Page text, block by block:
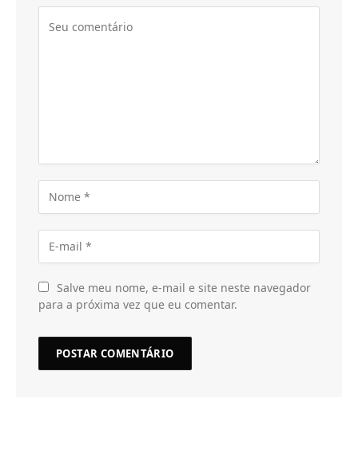
Salve meu nome, e-mail e site neste navegador
para a próxima vez que eu comentar.